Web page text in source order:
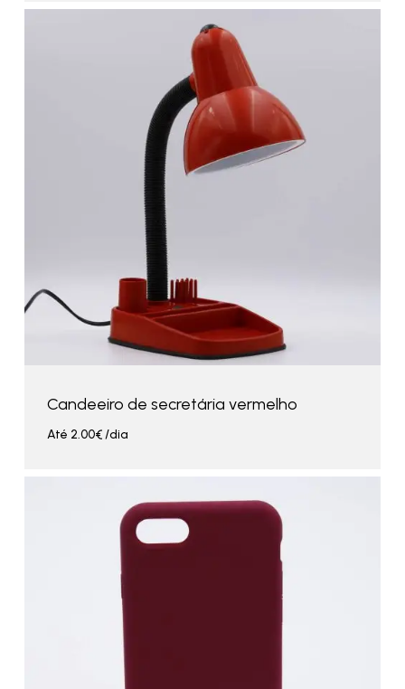
Candeeiro de secretária vermelho
Até 2.00€/dia